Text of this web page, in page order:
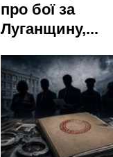
про бої за
Луганщину,...